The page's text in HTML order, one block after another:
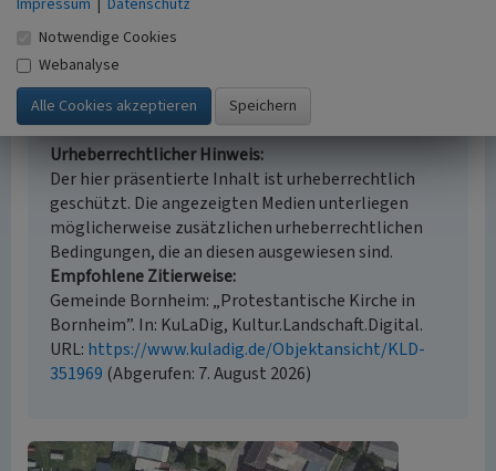
Literaturauswertung, Vor Ort Dokumentation
Empfohlene Zitierweise
Urheberrechtlicher Hinweis
Der hier präsentierte Inhalt ist urheberrechtlich
geschützt. Die angezeigten Medien unterliegen
möglicherweise zusätzlichen urheberrechtlichen
Bedingungen, die an diesen ausgewiesen sind.
Empfohlene Zitierweise
Gemeinde Bornheim: „Protestantische Kirche in
Bornheim”. In: KuLaDig, Kultur.Landschaft.Digital.
URL: https://www.kuladig.de/Objektansicht/KLD-
351969 (Abgerufen: 7. August 2026)
Notwendige Cookies
Webanalyse